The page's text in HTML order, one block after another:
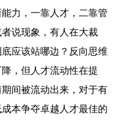
力，一靠人才，二靠管
说现象，有人在大裁
应该站哪边？反向思维
，但人才流动性在提
间被流动出来，对于有
本争夺卓越人才最佳的